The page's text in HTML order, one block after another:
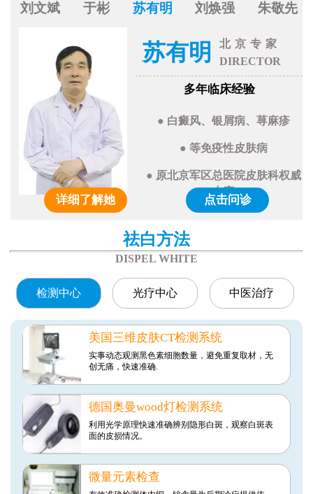
刘文斌 于彬 苏有明 刘焕强 朱敬先
苏有明
北京专家
DIRECTOR
多年临床经验
● 白癜风、银屑病、荨麻疹
● 等免疫性皮肤病
● 原北京军区总医院皮肤科权威
专家
详细了解她 点击问诊
祛白方法
DISPEL WHITE
检测中心 光疗中心 中医治疗
美国三维皮肤CT检测系统
实事动态观测黑色素细胞数量，避免重复取材，无
创无痛，快速准确.
德国奥曼wood灯检测系统
利用光学原理快速准确辨别隐形白斑，观察白斑表
面的皮损情况。
微量元素检查